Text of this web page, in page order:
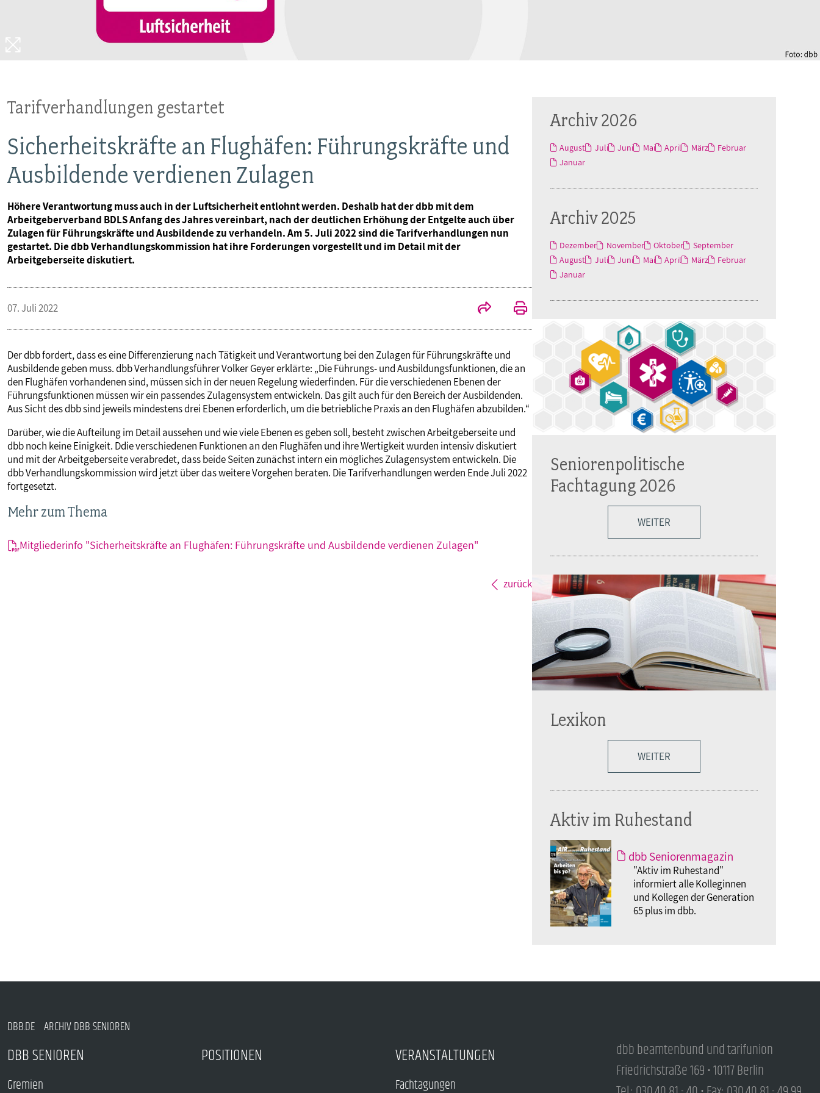
Tarifverhandlungen gestartet
Sicherheitskräfte an Flughäfen: Führungskräfte und
Ausbildende verdienen Zulagen
Höhere Verantwortung muss auch in der Luftsicherheit entlohnt werden. Deshalb hat der dbb mit dem
Arbeitgeberverband BDLS Anfang des Jahres vereinbart, nach der deutlichen Erhöhung der Entgelte auch über
Zulagen für Führungskräfte und Ausbildende zu verhandeln. Am 5. Juli 2022 sind die Tarifverhandlungen nun
gestartet. Die dbb Verhandlungskommission hat ihre Forderungen vorgestellt und im Detail mit der
Arbeitgeberseite diskutiert.
07. Juli 2022
Der dbb fordert, dass es eine Differenzierung nach Tätigkeit und Verantwortung bei den Zulagen für Führungskräfte und
Ausbildende geben muss. dbb Verhandlungsführer Volker Geyer erklärte: „Die Führungs- und Ausbildungsfunktionen, die an
den Flughäfen vorhandenen sind, müssen sich in der neuen Regelung wiederfinden. Für die verschiedenen Ebenen der
Führungsfunktionen müssen wir ein passendes Zulagensystem entwickeln. Das gilt auch für den Bereich der Ausbildenden.
Aus Sicht des dbb sind jeweils mindestens drei Ebenen erforderlich, um die betriebliche Praxis an den Flughäfen abzubilden.“
Darüber, wie die Aufteilung im Detail aussehen und wie viele Ebenen es geben soll, besteht zwischen Arbeitgeberseite und
dbb noch keine Einigkeit. Ddie verschiedenen Funktionen an den Flughäfen und ihre Wertigkeit wurden intensiv diskutiert
und mit der Arbeitgeberseite verabredet, dass beide Seiten zunächst intern ein mögliches Zulagensystem entwickeln. Die
dbb Verhandlungskommission wird jetzt über das weitere Vorgehen beraten. Die Tarifverhandlungen werden Ende Juli 2022
fortgesetzt.
Mehr zum Thema
Mitgliederinfo "Sicherheitskräfte an Flughäfen: Führungskräfte und Ausbildende verdienen Zulagen"
zurück
Archiv 2026
August Juli Juni Mai April März
Februar
Januar
Archiv 2025
Dezember November Oktober
September
August
Juli Juni Mai April März
Februar
Januar
Seniorenpolitische
Fachtagung 2026
WEITER
Lexikon
WEITER
Aktiv im Ruhestand
dbb Seniorenmagazin
"Aktiv im Ruhestand"
informiert alle Kolleginnen
und Kollegen der Generation
65 plus im dbb.
DBB.DE ARCHIV DBB SENIOREN
DBB SENIOREN
Gremien
POSITIONEN VERANSTALTUNGEN
Fachtagungen
dbb beamtenbund und tarifunion
Friedrichstraße 169 • 10117 Berlin